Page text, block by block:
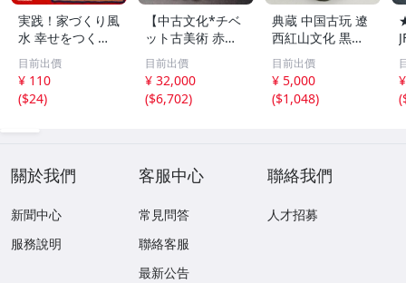
実践！家づくり風
水 幸せをつくる
家とインテリア/
浅野八郎(著者)
目前出價
¥ 110
($24)
【中古文化*チベ
ット古美術 赤縞
天眼瑪瑙丸珠 天
地天珠組み合わせ
ブレスレット 縞
瑪瑙 古玩 アンテ
目前出價
¥ 32,000
($6,702)
典蔵 中国古玩 遼
西紅山文化 黒曜
石 黒皮玉 太陽神
祈祷像 唐物 骨董
品 古美術 古玉 彫
刻 時代物 魔除け
目前出價
¥ 5,000
($1,048)
(
關於我們
新聞中心
服務說明
客服中心
常見問答
聯絡客服
最新公告
聯絡我們
人才招募